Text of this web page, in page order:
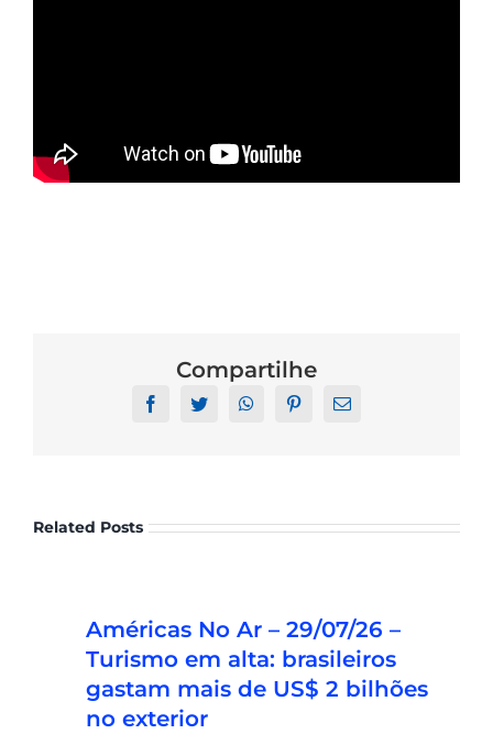
Compartilhe
FacebookTwitter WhatsAppPinterestEmail
Related Posts
Américas No Ar – 03/08/26 – OPT:
Trump estuda taxa de US$ 100 mil
para alunos estrangeiros
Américas No Ar – 29/07/26 –
Turismo em alta: brasileiros
gastam mais de US$ 2 bilhões
no exterior